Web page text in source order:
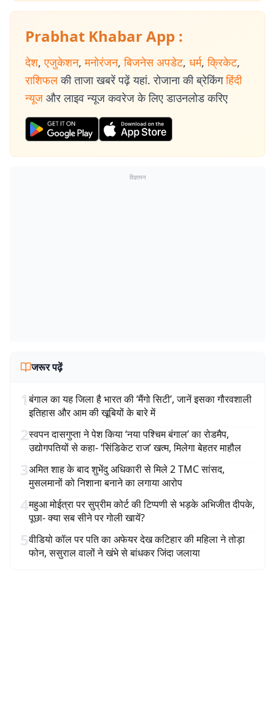
Prabhat Khabar App :
देश, एजुकेशन, मनोरंजन, बिजनेस अपडेट, धर्म, क्रिकेट,
राशिफल की ताजा खबरें पढ़ें यहां. रोजाना की ब्रेकिंग हिंदी
न्यूज और लाइव न्यूज कवरेज के लिए डाउनलोड करिए
विज्ञापन
जरूर पढ़ें
1बंगाल का यह जिला है भारत की ‘मैंगो सिटी’, जानें इसका गौरवशाली
इतिहास और आम की खूबियों के बारे में
2स्वपन दासगुप्ता ने पेश किया ‘नया पश्चिम बंगाल’ का रोडमैप,
उद्योगपतियों से कहा- ‘सिंडिकेट राज’ खत्म, मिलेगा बेहतर माहौल
3अमित शाह के बाद शुभेंदु अधिकारी से मिले 2 TMC सांसद,
मुसलमानों को निशाना बनाने का लगाया आरोप
4महुआ मोईत्रा पर सुप्रीम कोर्ट की टिप्पणी से भड़के अभिजीत दीपके,
पूछा- क्या सब सीने पर गोली खायें?
5वीडियो कॉल पर पति का अफेयर देख कटिहार की महिला ने तोड़ा
फोन, ससुराल वालों ने खंभे से बांधकर जिंदा जलाया